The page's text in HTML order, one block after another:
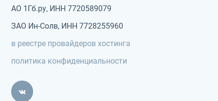
АО 1Гб.ру, ИНН 7720589079
ЗАО Ин-Солв, ИНН 7728255960
в реестре провайдеров хостинга
политика конфиденциальности